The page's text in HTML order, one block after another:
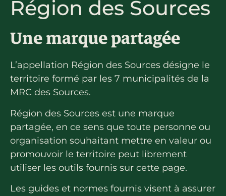
Bénévolat
Communauté d’affaires
Travailleurs autonomes
Coups de cœur
Itinéraires
Pédalez!
Blogue
Région des Sources
Une marque partagée
L’appellation Région des Sources désigne le
territoire formé par les 7 municipalités de la
MRC des Sources.
Région des Sources est une marque
partagée, en ce sens que toute personne ou
organisation souhaitant mettre en valeur ou
promouvoir le territoire peut librement
utiliser les outils fournis sur cette page.
Les guides et normes fournis visent à assurer